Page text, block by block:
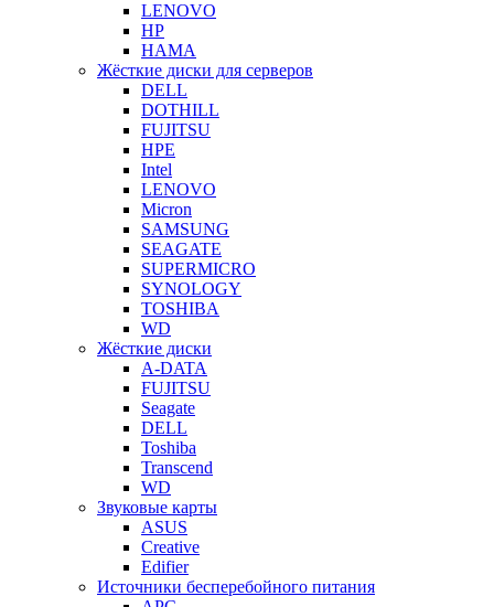
LENOVO
HP
HAMA
Жёсткие диски для серверов
DELL
DOTHILL
FUJITSU
HPE
Intel
LENOVO
Micron
SAMSUNG
SEAGATE
SUPERMICRO
SYNOLOGY
TOSHIBA
WD
Жёсткие диски
A-DATA
FUJITSU
Seagate
DELL
Toshiba
Transcend
WD
Звуковые карты
ASUS
Creative
Edifier
Источники бесперебойного питания